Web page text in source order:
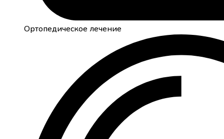
Ортопедическое лечение